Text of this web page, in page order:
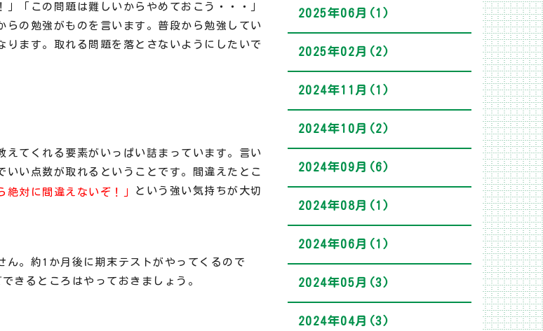
「この問題は難しいからやめておこう・・・」
の勉強がものを言います。普段から勉強してい
ます。取れる問題を落とさないようにしたいで
てくれる要素がいっぱい詰まっています。言い
い点数が取れるということです。間違えたとこ
絶対に間違えないぞ！」
という強い気持ちが大切
。約1か月後に期末テストがやってくるので
きるところはやっておきましょう。
2025年06月(1)
2025年02月(2)
2024年11月(1)
2024年10月(2)
2024年09月(6)
2024年08月(1)
2024年06月(1)
2024年05月(3)
2024年04月(3)